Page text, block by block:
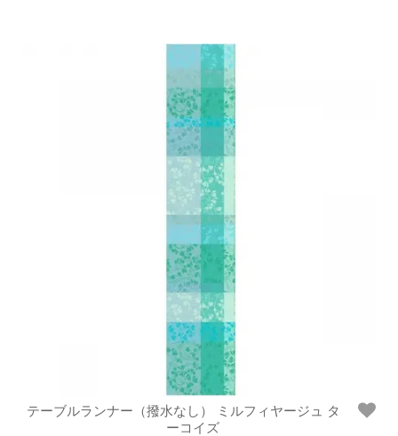
テーブルランナー（撥水なし） ミルフィヤージュ タ
ーコイズ